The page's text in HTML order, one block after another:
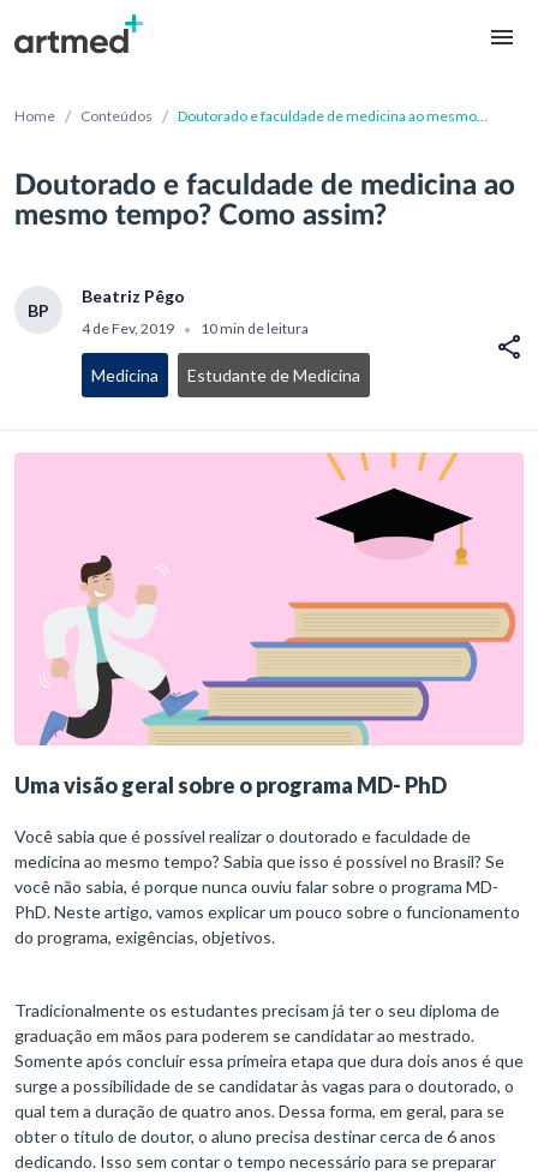
Home / Conteúdos / Doutorado e faculdade de medicina ao mesmo
Doutorado e faculdade de medicina ao
mesmo tempo? Como assim?
BP
Beatriz Pêgo
4 de Fev, 2019 • 10 min de leitura
Medicina Estudante de Medicina
Uma visão geral sobre o programa MD- PhD
Você sabia que é possível realizar o doutorado e faculdade de
medicina ao mesmo tempo? Sabia que isso é possível no Brasil? Se
você não sabia, é porque nunca ouviu falar sobre o programa MD-
PhD. Neste artigo, vamos explicar um pouco sobre o funcionamento
do programa, exigências, objetivos.
Tradicionalmente os estudantes precisam já ter o seu diploma de
graduação em mãos para poderem se candidatar ao mestrado.
Somente após concluir essa primeira etapa que dura dois anos é que
surge a possibilidade de se candidatar às vagas para o doutorado, o
qual tem a duração de quatro anos. Dessa forma, em geral, para se
obter o título de doutor, o aluno precisa destinar cerca de 6 anos
dedicando. Isso sem contar o tempo necessário para se preparar